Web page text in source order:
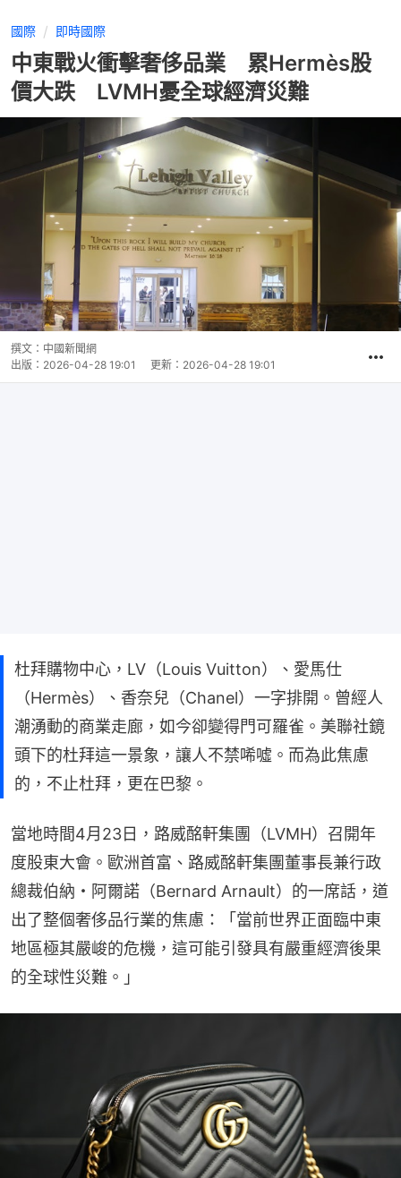
國際 即時國際
中東戰火衝擊奢侈品業 累Hermès股
價大跌 LVMH憂全球經濟災難
撰文： 中國新聞網
出版： 2026-04-28 19:01 更新： 2026-04-28 19:01
杜拜購物中心，LV（Louis Vuitton）、愛馬仕
（Hermès）、香奈兒（Chanel）一字排開。曾經人
潮湧動的商業走廊，如今卻變得門可羅雀。美聯社鏡
頭下的杜拜這一景象，讓人不禁唏噓。而為此焦慮
的，不止杜拜，更在巴黎。
當地時間4月23日，路威酩軒集團（LVMH）召開年
度股東大會。歐洲首富、路威酩軒集團董事長兼行政
總裁伯納・阿爾諾（Bernard Arnault）的一席話，道
出了整個奢侈品行業的焦慮：「當前世界正面臨中東
地區極其嚴峻的危機，這可能引發具有嚴重經濟後果
的全球性災難。」